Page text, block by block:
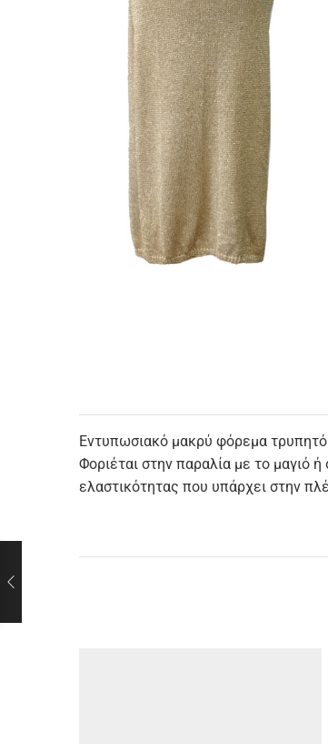
Εντυπωσιακό μακρύ φόρεμα
Φοριέται στην παραλία με το μαγιό
ελαστικότητας που υπάρχει στην